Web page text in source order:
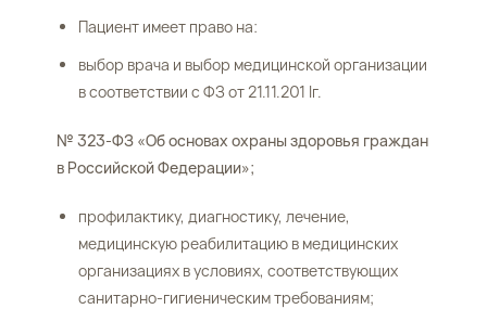
Пациент имеет право на:
выбор врача и выбор медицинской организации
в соответствии с ФЗ от 21.11.201 lг.
№ 323-ФЗ «Об основах охраны здоровья граждан
в Российской Федерации»;
профилактику, диагностику, лечение,
медицинскую реабилитацию в медицинских
организациях в условиях, соответствующих
санитарно-гигиеническим требованиям;